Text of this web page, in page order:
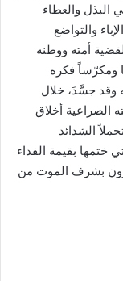
البذل والعطاء
والتواضع
أمته ووطنه
ومكرّساً فكره
وقد جسَّدَ، خلال
الصراعية أخلاق
الشدائد
ختمها بقيمة الفداء
بشرف الموت من